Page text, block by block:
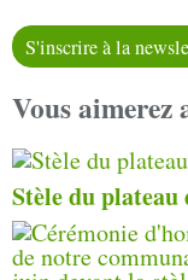
S'inscrire à la
Vous aimerez
Stèle du plateau